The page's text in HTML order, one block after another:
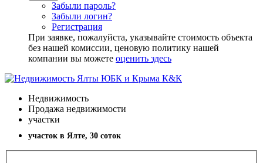
Забыли пароль?
Забыли логин?
Регистрация
При заявке, пожалуйста, указывайте стоимость объекта
без нашей комиссии, ценовую политику нашей
компании вы можете оценить здесь
Недвижимость
Продажа недвижимости
участки
участок в Ялте, 30 соток